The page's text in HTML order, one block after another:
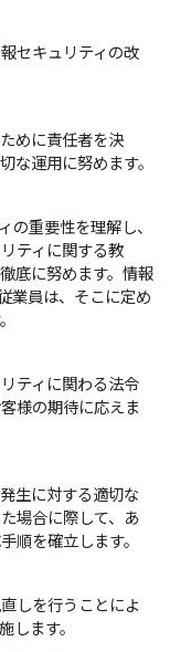
セキュリティの改
めに責任者を決
な運用に努めます。
重要性を理解し、
ティに関する教
底に努めます。情報
業員は、そこに定め
ティに関わる法令
様の期待に応えま
生に対する適切な
場合に際して、あ
順を確立します。
しを行うことによ
します。